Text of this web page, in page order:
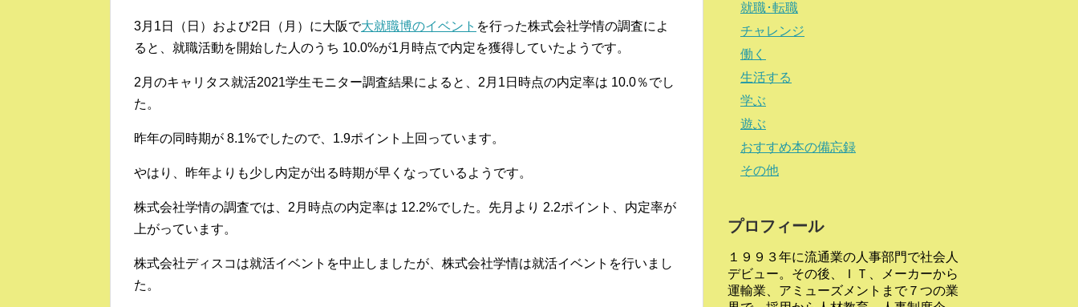
3月1日（日）および2日（月）に大阪で大就職博のイベント を行った株式会社学情の調査によ
ると、就職活動を開始した人のうち 10.0%が1月時点で内定を獲得していたようです。
2月のキャリタス就活2021学生モニター調査結果によると、2月1日時点の内定率は 10.0％でし
た。
昨年の同時期が 8.1%でしたので、1.9ポイント上回っています。
やはり、昨年よりも少し内定が出る時期が早くなっているようです。
株式会社学情の調査では、2月時点の内定率は 12.2%でした。先月より 2.2ポイント、内定率が
上がっています。
株式会社ディスコは就活イベントを中止しましたが、株式会社学情は就活イベントを行いまし
た。
就職･転職
チャレンジ
働く
生活する
学ぶ
遊ぶ
おすすめ本の備忘録
その他
プロフィール
１９９３年に流通業の人事部門で社会人
デビュー。その後、ＩＴ、メーカーから
運輸業、アミューズメントまで７つの業